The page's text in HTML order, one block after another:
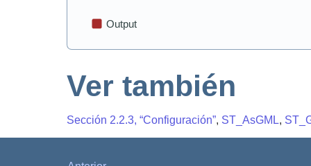
Ver también
Sección 2.2.3, “Configuración”, ST_AsGML,